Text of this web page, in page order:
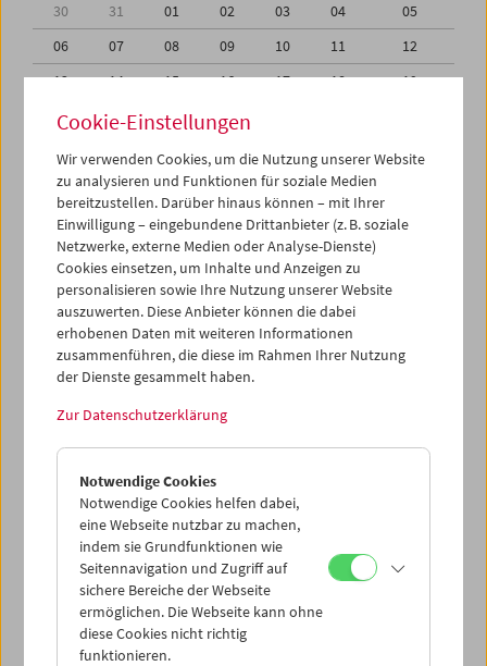
30 31 01 02 03 04
05
06
07 08 09 10 11
12
13
14 15 16 17 18
19
20
21 22 23
27
29 01
03
04
05 06 07 08 09
iCalender
Programmheft-PDF
English language or subtitles
< Vorherige Woche
Mo 20.9.
Di 21.9.
Mi 22.9.
Do 23.9.
Cookie-Einstellungen
Wir verwenden Cookies, um die Nutzung unserer Website
zu analysieren und Funktionen für soziale Medien
bereitzustellen. Darüber hinaus können – mit Ihrer
Einwilligung – eingebundene Drittanbieter (z. B. soziale
Netzwerke, externe Medien oder Analyse-Dienste)
Cookies einsetzen, um Inhalte und Anzeigen zu
personalisieren sowie Ihre Nutzung unserer Website
auszuwerten. Diese Anbieter können die dabei
erhobenen Daten mit weiteren Informationen
zusammenführen, die diese im Rahmen Ihrer Nutzung
der Dienste gesammelt haben.
Zur Datenschutzerklärung
Notwendige Cookies
Notwendige Cookies helfen dabei,
eine Webseite nutzbar zu machen,
indem sie Grundfunktionen wie
Seitennavigation und Zugriff auf
sichere Bereiche der Webseite
ermöglichen. Die Webseite kann ohne
diese Cookies nicht richtig
funktionieren.